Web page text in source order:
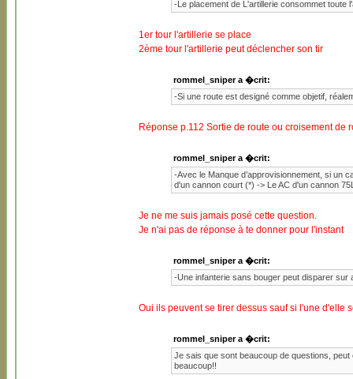
-Le placement de L'artillerie consommet toute
1er tour l'artillerie se place
2ème tour l'artillerie peut déclencher son tir
rommel_sniper a �crit:
-Si une route est designé comme objetif,
Réponse p.112 Sortie de route ou croisement
rommel_sniper a �crit:
-Avec le Manque d’approvisionnement, si un
d'un cannon court (*) -> Le AC d'un cannon
Je ne me suis jamais posé cette question.
Je n'ai pas de réponse à te donner pour l'instant
rommel_sniper a �crit:
-Une infanterie sans bouger peut disparer
Oui ils peuvent se tirer dessus sauf si l'une d'elle
rommel_sniper a �crit:
Je sais que sont beaucoup de questions,
beaucoup!!